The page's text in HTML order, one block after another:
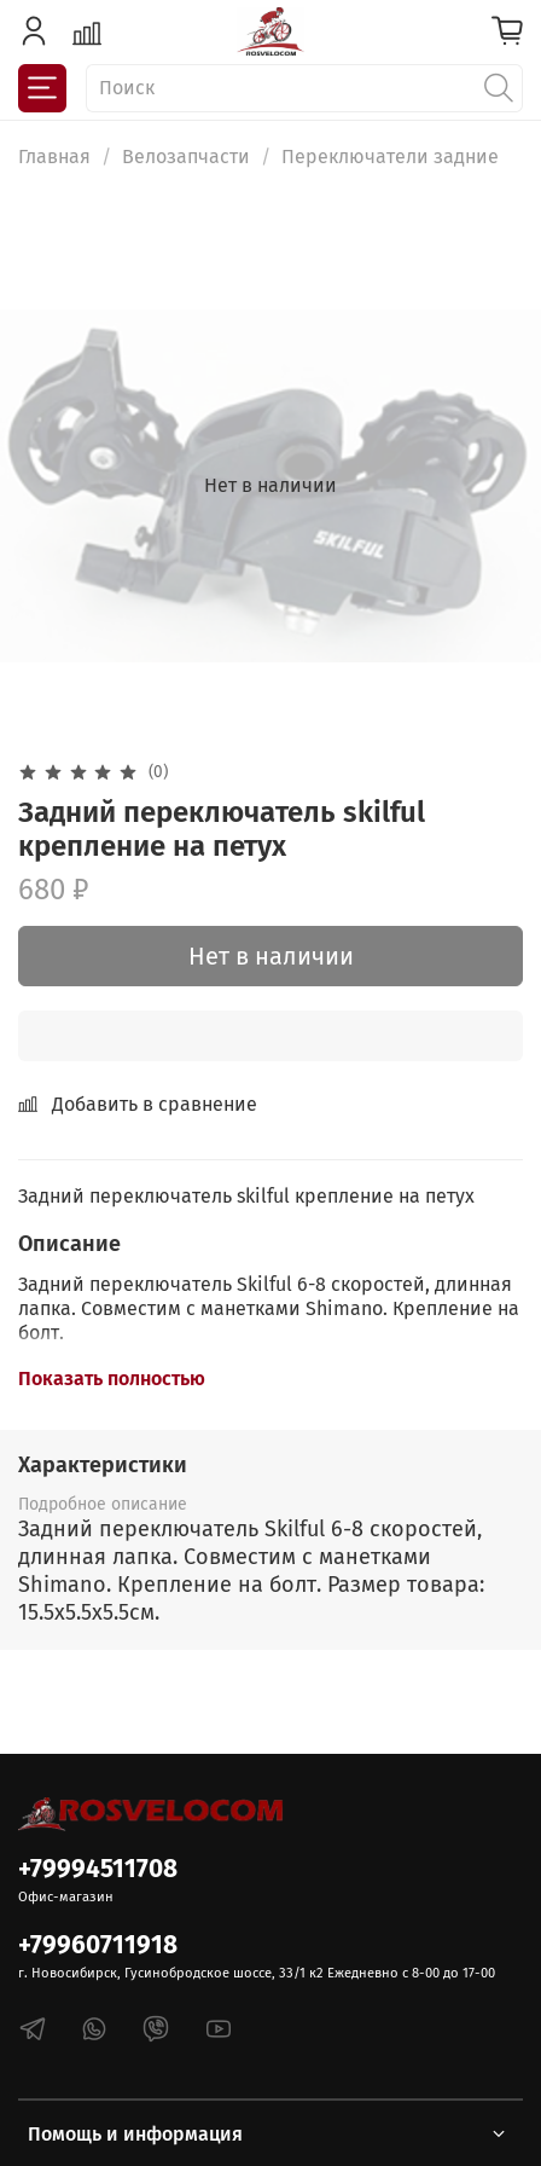
Главная Велозапчасти Переключатели задние
Нет в наличии
(0)
Задний переключатель skilful
крепление на петух
680 ₽
Нет в наличии
Добавить в сравнение
Задний переключатель skilful крепление на петух
Описание
Задний переключатель Skilful 6-8 скоростей, длинная
лапка. Совместим с манетками Shimano. Крепление на
болт.
Размер товара: 15.5x5.5x5.5см.
Показать полностью
Характеристики
Подробное описание
Задний переключатель Skilful 6-8 скоростей,
длинная лапка. Совместим с манетками
Shimano. Крепление на болт. Размер товара:
15.5x5.5x5.5см.
Помощь и информация
+79994511708
Офис-магазин
+79960711918
г. Новосибирск, Гусинобродское шоссе, 33/1 к2 Ежедневно с 8-00 до 17-00